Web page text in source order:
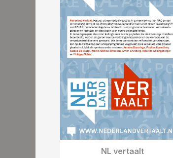
NL vertaalt